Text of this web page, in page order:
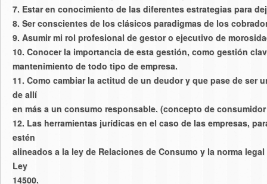
7. Estar en conocimiento de las diferentes estrategias para
8. Ser conscientes de los clásicos paradigmas de los
9. Asumir mi rol profesional de gestor o ejecutivo de
10. Conocer la importancia de esta gestión, como gestión
mantenimiento de todo tipo de empresa.
11. Como cambiar la actitud de un deudor y que pase de ser
de allí
en más a un consumo responsable. (concepto de
12. Las herramientas jurídicas en el caso de las empresas,
estén
alineados a la ley de Relaciones de Consumo y la norma
Ley
14500.